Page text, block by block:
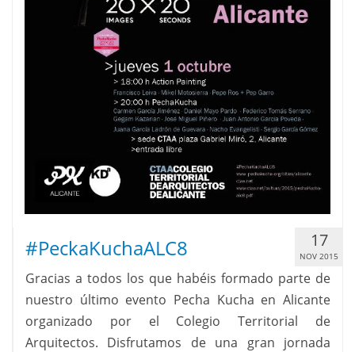
#PeckaKuchaALC8 17
NOV 2015
Gracias a todos los que habéis formado parte de
nuestro último evento Pecha Kucha en Alicante
organizado por el Colegio Territorial de
Arquitectos. Disfrutamos de una gran jornada